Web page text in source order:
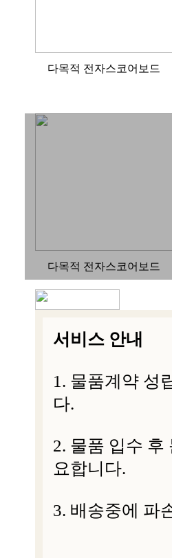
다목적 전자스코어보드
다목적 전자스코어보드
서비스 안내
1. 물품계약 성
다.
2. 물품 입수 후
요합니다.
3. 배송중에 파